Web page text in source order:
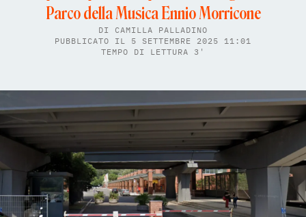
Parco della Musica Ennio Morricone
DI CAMILLA PALLADINO
PUBBLICATO IL 5 SETTEMBRE 2025 11:01
TEMPO DI LETTURA 3'